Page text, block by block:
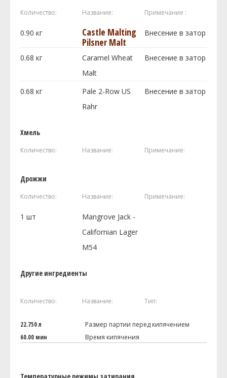
Количество: Название: Примечание :
0.90 кг
Castle Malting
Pilsner Malt
Внесение в затор
0.68 кг
Caramel Wheat
Malt
Внесение в затор
0.68 кг
Pale 2-Row US
Rahr
Внесение в затор
Хмель
Количество: Название: Примечание:
Дрожжи
Количество: Название: Примечание:
1 шт
Mangrove Jack -
Californian Lager
M54
Другие ингредиенты
Количество: Название: Тип:
22.750 л
Размер партии перед кипячением
60.00 мин
Время кипячения